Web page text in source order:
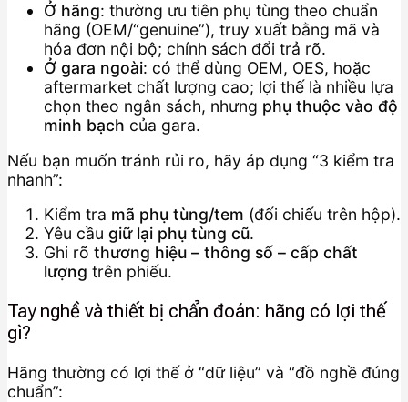
Ở hãng: thường ưu tiên phụ tùng theo chuẩn
hãng (OEM/“genuine”), truy xuất bằng mã và
hóa đơn nội bộ; chính sách đổi trả rõ.
Ở gara ngoài: có thể dùng OEM, OES, hoặc
aftermarket chất lượng cao; lợi thế là nhiều lựa
chọn theo ngân sách, nhưng phụ thuộc vào độ
minh bạch của gara.
Nếu bạn muốn tránh rủi ro, hãy áp dụng “3 kiểm tra
nhanh”:
Kiểm tra mã phụ tùng/tem (đối chiếu trên hộp).
Yêu cầu giữ lại phụ tùng cũ.
Ghi rõ thương hiệu – thông số – cấp chất
lượng trên phiếu.
Tay nghề và thiết bị chẩn đoán: hãng có lợi thế
gì?
Hãng thường có lợi thế ở “dữ liệu” và “đồ nghề đúng
chuẩn”: